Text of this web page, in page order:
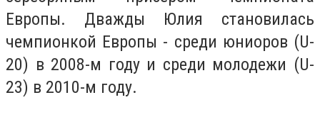
Европы. Дважды Юлия становилась
чемпионкой Европы - среди юниоров (U-
20) в 2008-м году и среди молодежи (U-
23) в 2010-м году.